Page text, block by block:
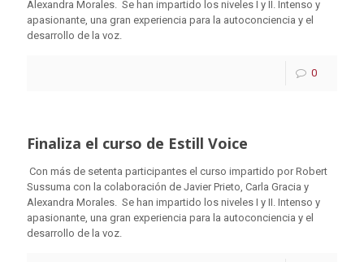
Alexandra Morales. Se han impartido los niveles I y II. Intenso y
apasionante, una gran experiencia para la autoconciencia y el
desarrollo de la voz.
0
Finaliza el curso de Estill Voice
Con más de setenta participantes el curso impartido por Robert
Sussuma con la colaboración de Javier Prieto, Carla Gracia y
Alexandra Morales. Se han impartido los niveles I y II. Intenso y
apasionante, una gran experiencia para la autoconciencia y el
desarrollo de la voz.